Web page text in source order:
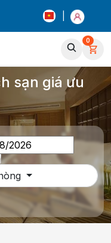
0
tin khách sạn Tiện
sạn giá ưu